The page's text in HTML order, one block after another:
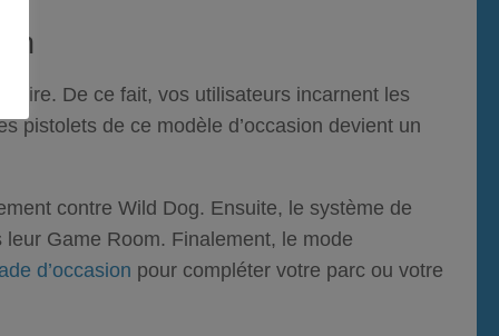
De ce fait, vos utilisateurs incarnent les
pistolets de ce modèle d’occasion devient un
contre Wild Dog. Ensuite, le système de
leur Game Room. Finalement, le mode
d’occasion pour compléter votre parc ou votre